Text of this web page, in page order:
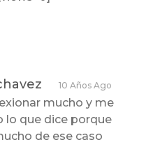
10 Años Ago
mucho y me
lo que dice porque
de ese caso